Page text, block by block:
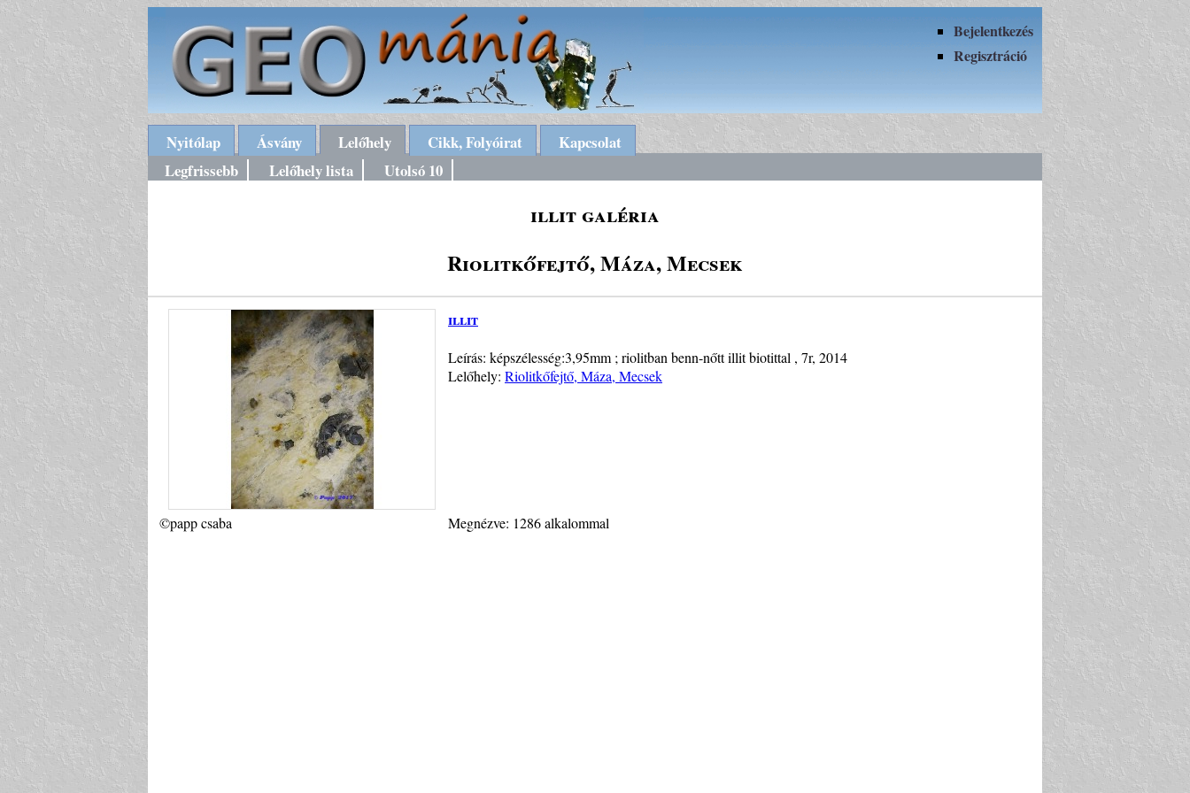
Bejelentkezés
Regisztráció
Nyitólap Ásvány Lelőhely Cikk, Folyóirat
Kapcsolat
Legfrissebb
Lelőhely lista Utolsó 10
illit galéria
Riolitkőfejtő, Máza, Mecsek
illit
Leírás: képszélesség:3,95mm ; riolitban benn-nőtt illit biotittal , 7r, 2014
Lelőhely: Riolitkőfejtő, Máza, Mecsek
©papp csaba Megnézve: 1286 alkalommal